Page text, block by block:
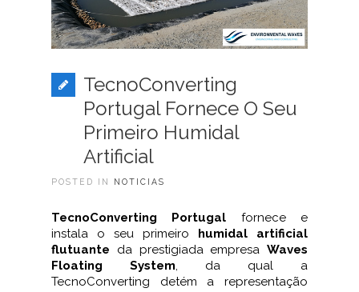
TecnoConverting
Portugal Fornece O Seu
Primeiro Humidal
Artificial
POSTED IN NOTICIAS
TecnoConverting Portugal fornece e
instala o seu primeiro humidal artificial
flutuante da prestigiada empresa Waves
Floating System, da qual a
TecnoConverting detém a representação